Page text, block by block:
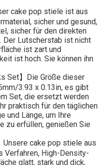
cake pop stiele ist aus
sicher und gesund,
sicher für den direkten
Der Lutscherstab ist nicht
ist zart und
ist hoch. Sie können ihn
Set】Die Größe dieser
3.93 x 0.13in, es gibt
Set, die ersetzt werden
praktisch für den täglichen
und Länge, um Ihre
zu erfüllen, genießen Sie
Unsere cake pop stiele aus
Verfahren, High-Density-
glatt, stark und dick,